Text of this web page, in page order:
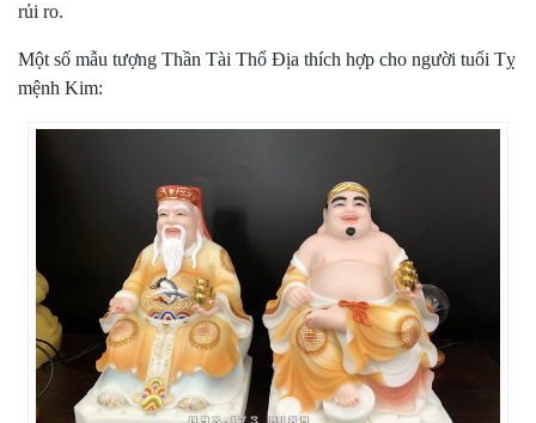
rủi ro.
Một số mẫu tượng Thần Tài Thổ Địa thích hợp cho người tuổi Tỵ
mệnh Kim: